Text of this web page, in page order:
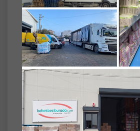
Uni Baby Kulak Temizleme
(3 Lü Set)
Hijyenik kulak çubuğu.
Tek kullanımlıktır.
Kulak çubukları, kulak
düzeltmeye kadar geniş bir
sahiptir.
Aynı zamanda bebek bakım